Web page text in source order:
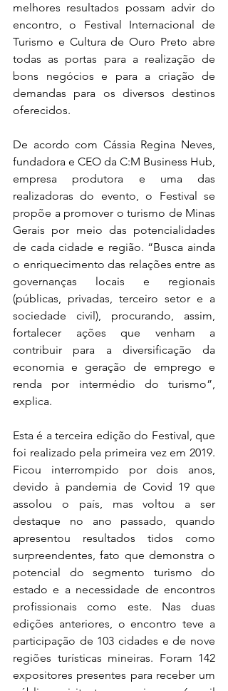
melhores resultados possam advir do
encontro, o Festival Internacional de
Turismo e Cultura de Ouro Preto abre
todas as portas para a realização de
bons negócios e para a criação de
demandas para os diversos destinos
oferecidos.
De acordo com Cássia Regina Neves,
fundadora e CEO da C:M Business Hub,
empresa produtora e uma das
realizadoras do evento, o Festival se
propõe a promover o turismo de Minas
Gerais por meio das potencialidades
de cada cidade e região. “Busca ainda
o enriquecimento das relações entre as
governanças locais e regionais
(públicas, privadas, terceiro setor e a
sociedade civil), procurando, assim,
fortalecer ações que venham a
contribuir para a diversificação da
economia e geração de emprego e
renda por intermédio do turismo”,
explica.
Esta é a terceira edição do Festival, que
foi realizado pela primeira vez em 2019.
Ficou interrompido por dois anos,
devido à pandemia de Covid 19 que
assolou o país, mas voltou a ser
destaque no ano passado, quando
apresentou resultados tidos como
surpreendentes, fato que demonstra o
potencial do segmento turismo do
estado e a necessidade de encontros
profissionais como este. Nas duas
edições anteriores, o encontro teve a
participação de 103 cidades e de nove
regiões turísticas mineiras. Foram 142
expositores presentes para receber um